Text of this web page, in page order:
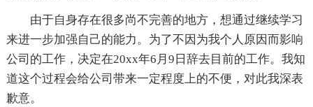
由于自身存在很多尚不完善的地方，想通过继续学习
来进一步加强自己的能力。为了不因为我个人原因而影响
公司的工作，决定在20xx年6月9日辞去目前的工作。我知
道这个过程会给公司带来一定程度上的不便，对此我深表
歉意。